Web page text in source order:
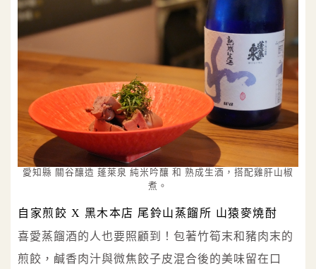
愛知縣 關谷釀造 蓬萊泉 純米吟釀 和 熟成生酒，搭配雞肝山椒
煮。
自家煎餃 X 黑木本店 尾鈴山蒸餾所 山猿麥燒酎
喜愛蒸餾酒的人也要照顧到！包著竹筍末和豬肉末的
煎餃，鹹香肉汁與微焦餃子皮混合後的美味留在口